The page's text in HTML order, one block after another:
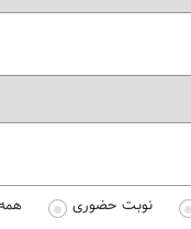
نوبت حضوری